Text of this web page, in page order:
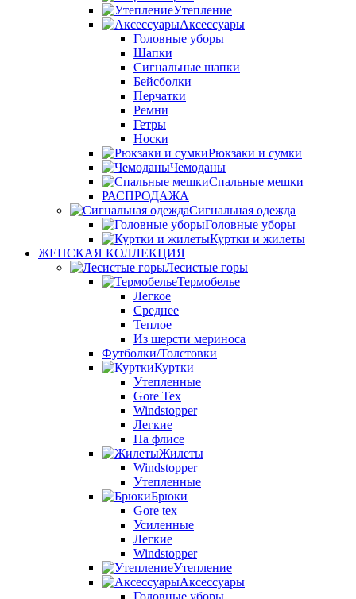
Утепление
Аксессуары
Головные уборы
Шапки
Сигнальные шапки
Бейсболки
Перчатки
Ремни
Гетры
Носки
Рюкзаки и сумки
Чемоданы
Спальные мешки
РАСПРОДАЖА
Сигнальная одежда
Головные уборы
Куртки и жилеты
ЖЕНСКАЯ КОЛЛЕКЦИЯ
Лесистые горы
Термобелье
Легкое
Среднее
Теплое
Из шерсти мериноса
Футболки/Толстовки
Куртки
Утепленные
Gore Tex
Windstopper
Легкие
На флисе
Жилеты
Windstopper
Утепленные
Брюки
Gore tex
Усиленные
Легкие
Windstopper
Утепление
Аксессуары
Головные уборы